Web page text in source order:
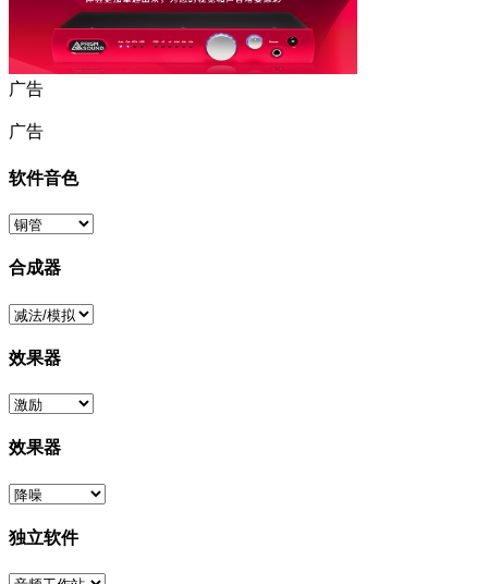
广告
广告
软件音色
合成器
效果器
效果器
独立软件